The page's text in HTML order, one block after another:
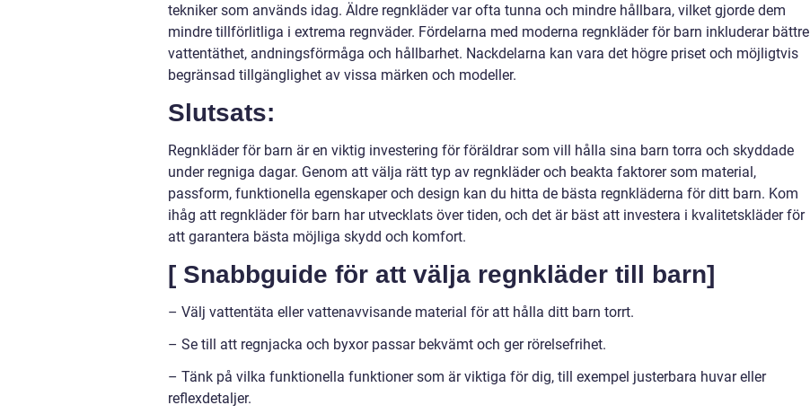
tekniker som används idag. Äldre regnkläder var ofta tunna och mindre hållbara, vilket gjorde dem
mindre tillförlitliga i extrema regnväder. Fördelarna med moderna regnkläder för barn inkluderar bättre
vattentäthet, andningsförmåga och hållbarhet. Nackdelarna kan vara det högre priset och möjligtvis
begränsad tillgänglighet av vissa märken och modeller.
Slutsats:
Regnkläder för barn är en viktig investering för föräldrar som vill hålla sina barn torra och skyddade
under regniga dagar. Genom att välja rätt typ av regnkläder och beakta faktorer som material,
passform, funktionella egenskaper och design kan du hitta de bästa regnkläderna för ditt barn. Kom
ihåg att regnkläder för barn har utvecklats över tiden, och det är bäst att investera i kvalitetskläder för
att garantera bästa möjliga skydd och komfort.
[ Snabbguide för att välja regnkläder till barn]
– Välj vattentäta eller vattenavvisande material för att hålla ditt barn torrt.
– Se till att regnjacka och byxor passar bekvämt och ger rörelsefrihet.
– Tänk på vilka funktionella funktioner som är viktiga för dig, till exempel justerbara huvar eller
reflexdetaljer.